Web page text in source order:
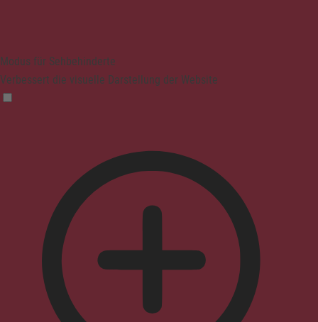
Modus für Sehbehinderte
Verbessert die visuelle Darstellung der Website